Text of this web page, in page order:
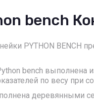
bench
PYTHON BENCH
bench выполнена
по весу при
деревянными